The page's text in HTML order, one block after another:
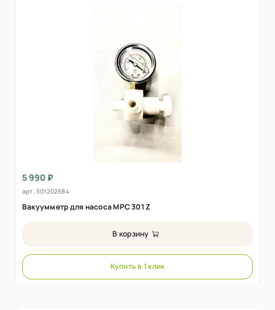
5 990 ₽
арт. 501202684
Вакуумметр для насоса MPC 301 Z
В корзину
Купить в 1 клик